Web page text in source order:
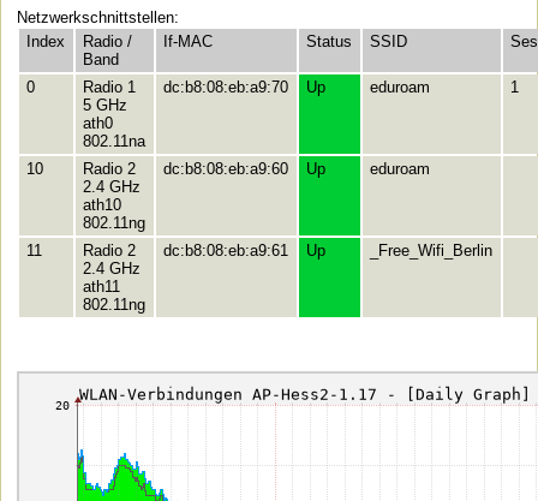
Netzwerkschnittstellen:
Index
Radio /
Band
If-MAC Status SSID
0
Radio 1
5 GHz
ath0
802.11na
dc:b8:08:eb:a9:70 Up eduroam 1
10
Radio 2
2.4 GHz
ath10
802.11ng
dc:b8:08:eb:a9:60 Up eduroam
11
Radio 2
2.4 GHz
ath11
802.11ng
dc:b8:08:eb:a9:61 Up _Free_Wifi_Berlin